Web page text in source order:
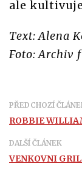
ale
Text: Alena
Foto: Archiv
PŘEDCHOZÍ
ROBBIE
DALŠÍ ČLÁNEK
VENKOVNI